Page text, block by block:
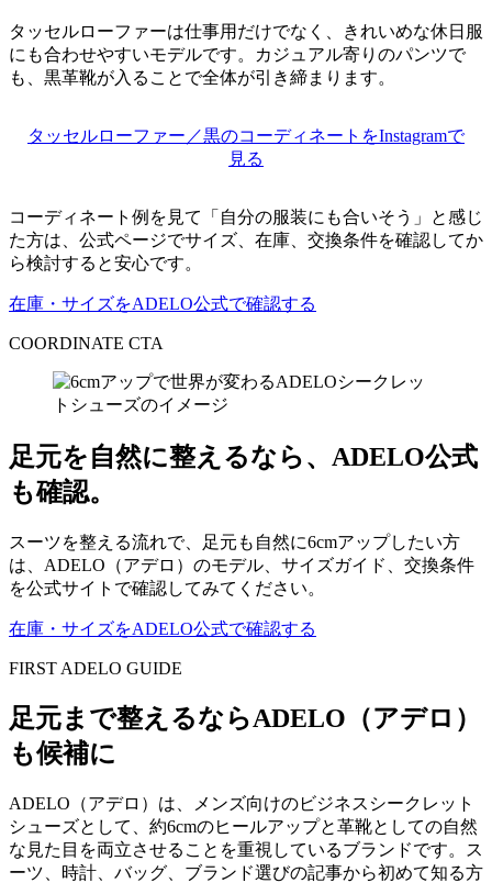
タッセルローファーは仕事用だけでなく、きれいめな休日服
にも合わせやすいモデルです。カジュアル寄りのパンツで
も、黒革靴が入ることで全体が引き締まります。
タッセルローファー／黒のコーディネートをInstagramで
見る
コーディネート例を見て「自分の服装にも合いそう」と感じ
た方は、公式ページでサイズ、在庫、交換条件を確認してか
ら検討すると安心です。
在庫・サイズをADELO公式で確認する
COORDINATE CTA
足元を自然に整えるなら、ADELO公式
も確認。
スーツを整える流れで、足元も自然に6cmアップしたい方
は、ADELO（アデロ）のモデル、サイズガイド、交換条件
を公式サイトで確認してみてください。
在庫・サイズをADELO公式で確認する
FIRST ADELO GUIDE
足元まで整えるならADELO（アデロ）
も候補に
ADELO（アデロ）は、メンズ向けのビジネスシークレット
シューズとして、約6cmのヒールアップと革靴としての自然
な見た目を両立させることを重視しているブランドです。ス
ーツ、時計、バッグ、ブランド選びの記事から初めて知る方